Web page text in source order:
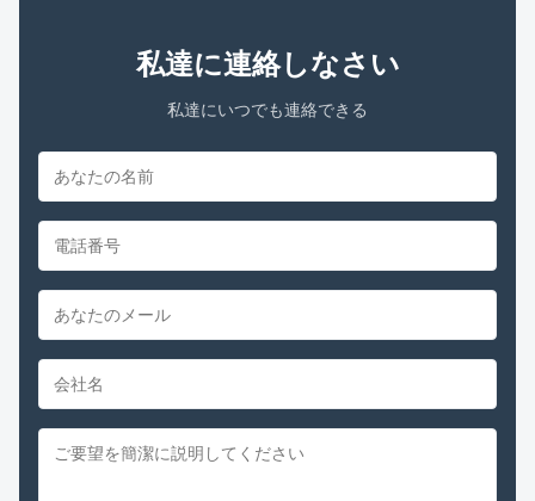
私達に連絡しなさい
私達にいつでも連絡できる